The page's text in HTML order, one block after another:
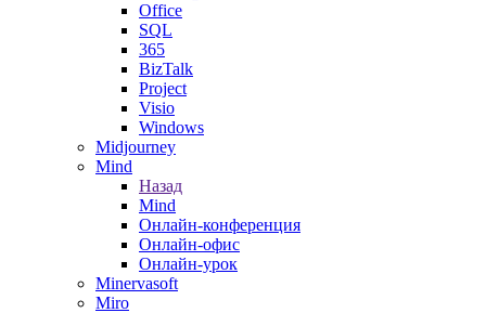
Office
SQL
365
BizTalk
Project
Visio
Windows
Midjourney
Mind
Назад
Mind
Онлайн-конференция
Онлайн-офис
Онлайн-урок
Minervasoft
Miro